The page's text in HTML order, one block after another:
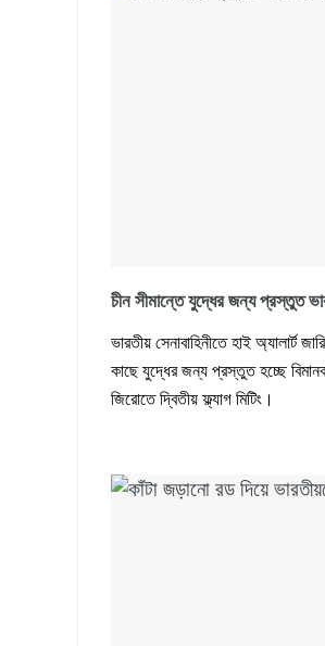
চীন সীমান্তে যুদ্ধের জন্য প্রস্তুত
ভারতীয় সেনাবাহিনীতে হাই অ্যালার্ট
কাছে যুদ্ধের জন্য প্রস্তুত হচ্ছে
জিরোতে দ্বিতীয় ফ্ল্যাগ মিটিং।